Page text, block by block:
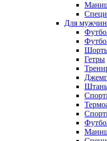
Для мужчин
Гетры